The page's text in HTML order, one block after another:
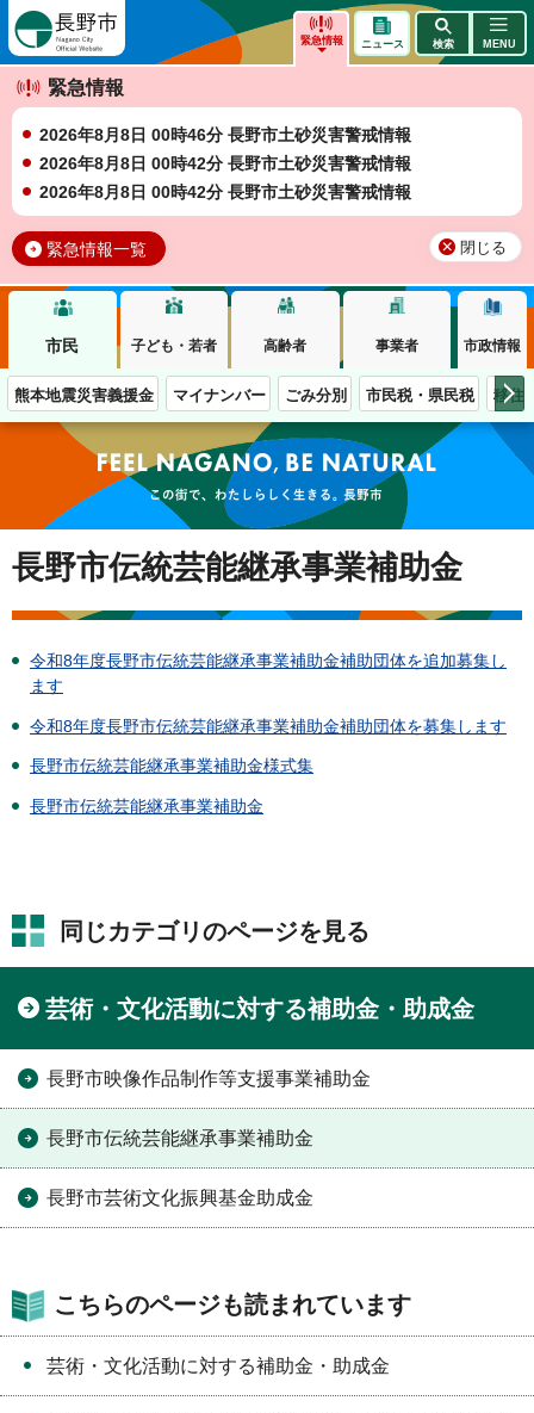
緊急情報
緊急情報
2026年8月8日 00時46分 長野市土砂災害警戒情報
2026年8月8日 00時42分 長野市土砂災害警戒情報
2026年8月8日 00時42分 長野市土砂災害警戒情報
緊急情報一覧 閉じる
ニュース 検索 MENU
市民 子ども・若者 高齢者 事業者 市政情報
熊本地震災害義援金 マイナンバー ごみ分別 市民税・県民税 移住
この街で、わたしらしく生きる。長野市
長野市伝統芸能継承事業補助金
令和8年度長野市伝統芸能継承事業補助金補助団体を追加募集し
ます
令和8年度長野市伝統芸能継承事業補助金補助団体を募集します
長野市伝統芸能継承事業補助金様式集
長野市伝統芸能継承事業補助金
同じカテゴリのページを見る
芸術・文化活動に対する補助金・助成金
長野市映像作品制作等支援事業補助金
長野市伝統芸能継承事業補助金
長野市芸術文化振興基金助成金
こちらのページも読まれています
芸術・文化活動に対する補助金・助成金